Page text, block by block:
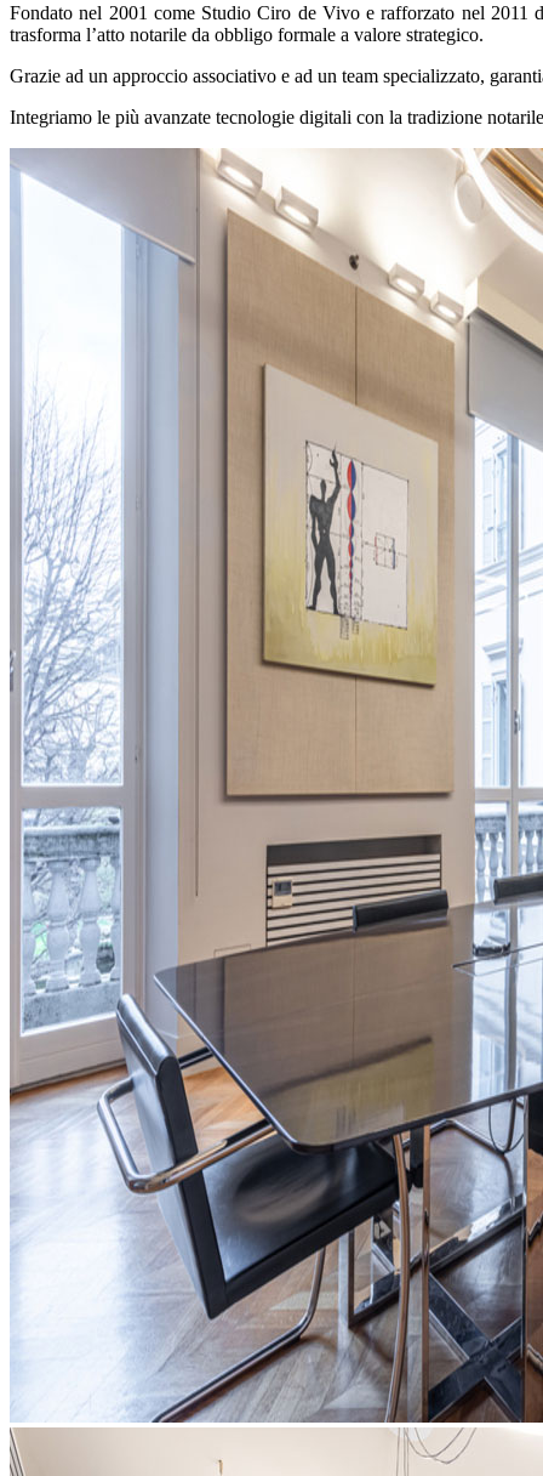
Fondato nel 2001 come Studio Ciro de Vivo e rafforzato nel
trasforma l’atto notarile da obbligo formale a valore strategico.
Grazie ad un approccio associativo e ad un team specializzato,
Integriamo le più avanzate tecnologie digitali con la tradizione